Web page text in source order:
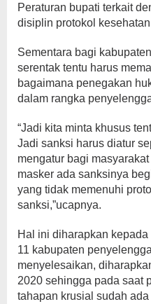
Peraturan bupati terkait
disiplin protokol
Sementara bagi
serentak tentu harus
bagaimana penegakan
dalam rangka
“Jadi kita minta khusus
Jadi sanksi harus diatur
mengatur bagi
masker ada sanksinya
yang tidak memenuhi
sanksi,”ucapnya.
Hal ini diharapkan
11 kabupaten
menyelesaikan,
2020 sehingga pada saat
tahapan krusial sudah